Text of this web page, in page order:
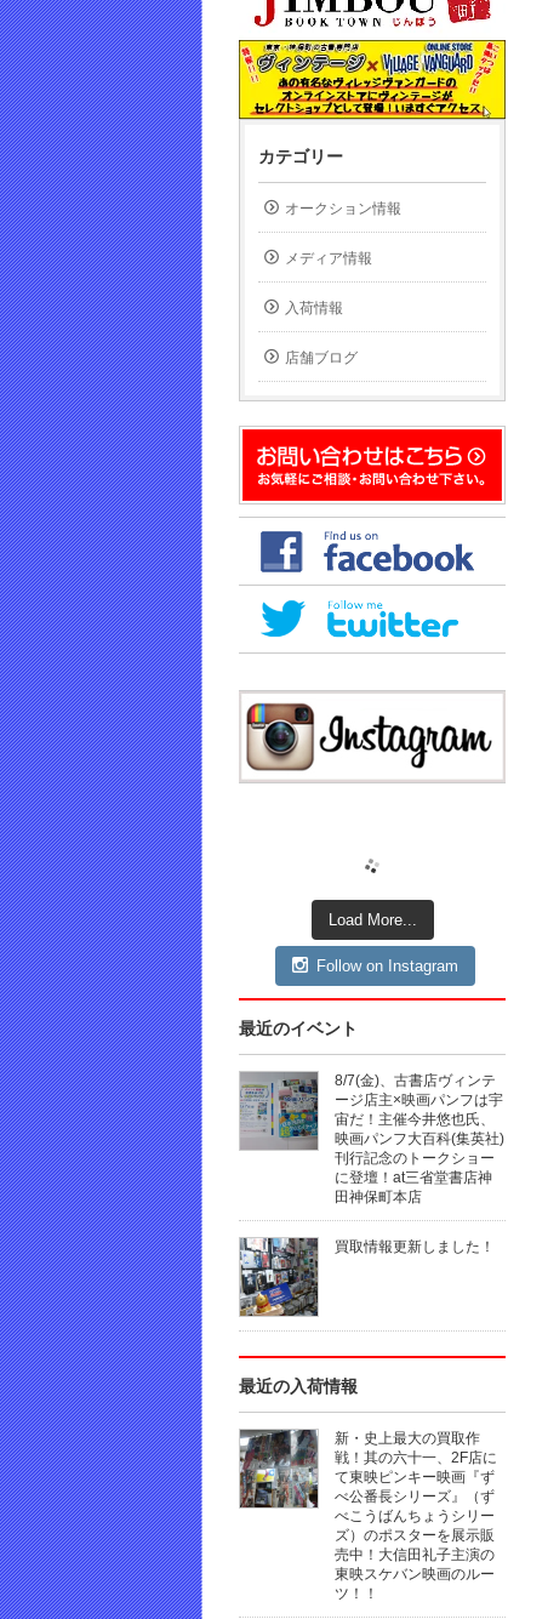
カテゴリー
オークション情報
メディア情報
入荷情報
店舗ブログ
Load More...
Follow on Instagram
最近のイベント
8/7(金)、古書店ヴィンテ
ージ店主×映画パンフは宇
宙だ！主催今井悠也氏、
映画パンフ大百科(集英社)
刊行記念のトークショー
に登壇！at三省堂書店神
田神保町本店
買取情報更新しました！
最近の入荷情報
新・史上最大の買取作
戦！其の六十一、2F店に
て東映ピンキー映画『ず
べ公番長シリーズ』（ず
べこうばんちょうシリー
ズ）のポスターを展示販
売中！大信田礼子主演の
東映スケバン映画のルー
ツ！！